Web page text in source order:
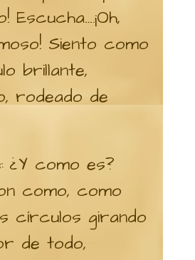
Escucha….¡Oh,
Siento como
brillante,
rodeado de
: ¿Y como es?
como, como
círculos girando
de todo,